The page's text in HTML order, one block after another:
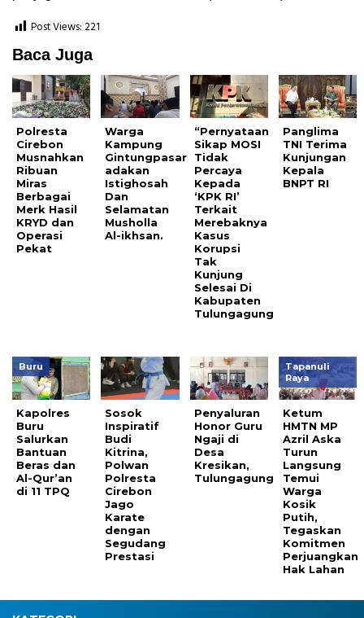
Post Views:221
Baca Juga
Polresta
Cirebon
Musnahkan
Ribuan
Miras
Berbagai
Merk Hasil
KRYD dan
Operasi
Pekat
Warga
Kampung
Gintungpasar
adakan
Istighosah
Dan
Selamatan
Musholla
Al-ikhsan.
“Pernyataan
Sikap MOSI
Tidak
Percaya
Kepada
‘KPK RI’
Terkait
Merebaknya
Kasus
Korupsi
Tak
Kunjung
Selesai Di
Kabupaten
Tulungagung
Panglima
TNI Terima
Kunjungan
Kepala
BNPT RI
Buru
Kapolres
Buru
Salurkan
Bantuan
Beras dan
Al-Qur’an
di 11 TPQ
Sosok
Inspiratif
Budi
Kitrina,
Polwan
Polresta
Cirebon
Jago
Karate
dengan
Segudang
Prestasi
Penyaluran
Honor Guru
Ngaji di
Desa
Kresikan,
Tulungagung
Tapanuli
Raya
Ketum
HMTN MP
Azril Aska
Turun
Langsung
Temui
Warga
Kosik
Putih,
Tegaskan
Komitmen
Perjuangkan
Hak Lahan